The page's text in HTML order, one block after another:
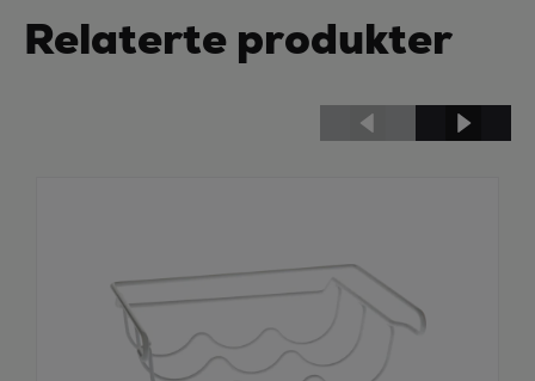
Relaterte produkter